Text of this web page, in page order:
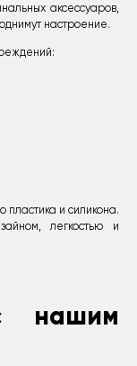
аксессуаров,
настроение.
пластика и силикона.
легкостью и
нашим